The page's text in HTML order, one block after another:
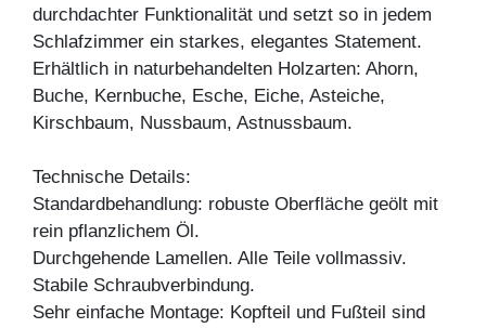
durchdachter Funktionalität und setzt so in jedem
Schlafzimmer ein starkes, elegantes Statement.
Erhältlich in naturbehandelten Holzarten: Ahorn,
Buche, Kernbuche, Esche, Eiche, Asteiche,
Kirschbaum, Nussbaum, Astnussbaum.
Technische Details:
Standardbehandlung: robuste Oberfläche geölt mit
rein pflanzlichem Öl.
Durchgehende Lamellen. Alle Teile vollmassiv.
Stabile Schraubverbindung.
Sehr einfache Montage: Kopfteil und Fußteil sind